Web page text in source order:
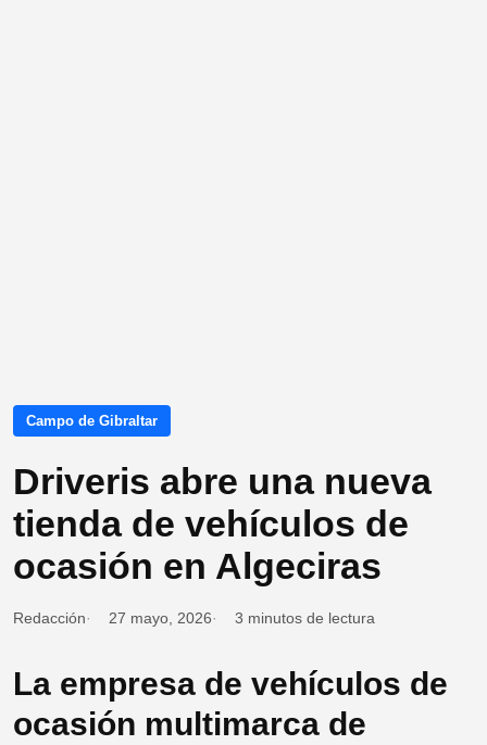
Campo de Gibraltar
Driveris abre una nueva
tienda de vehículos de
ocasión en Algeciras
Redacción 27 mayo, 2026 3 minutos de lectura
La empresa de vehículos de
ocasión multimarca de